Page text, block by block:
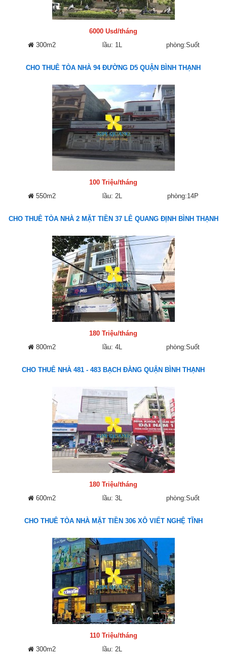
6000 Usd/tháng
300m2
lầu: 1L phòng:Suốt
CHO THUÊ TÒA NHÀ 94 ĐƯỜNG D5 QUẬN BÌNH THẠNH
100 Triệu/tháng
550m2
lầu: 2L phòng:14P
CHO THUÊ TÒA NHÀ 2 MẶT TIỀN 37 LÊ QUANG ĐỊNH BÌNH THẠNH
180 Triệu/tháng
800m2
lầu: 4L phòng:Suốt
CHO THUÊ NHÀ 481 - 483 BẠCH ĐẰNG QUẬN BÌNH THẠNH
180 Triệu/tháng
600m2
lầu: 3L phòng:Suốt
CHO THUÊ TÒA NHÀ MẶT TIỀN 306 XÔ VIẾT NGHỆ TĨNH
110 Triệu/tháng
300m2
lầu: 2L